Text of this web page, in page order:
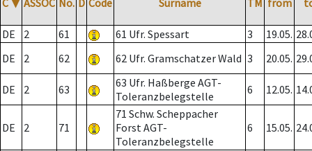
C ▼ ASSOC No. D Code Surname TM from
DE 2 61 61 Ufr. Spessart 3 19.05.
DE
2 62 62 Ufr. Gramschatzer Wald 3 20.05.
DE 2 63
63 Ufr. Haßberge AGT-
Toleranzbelegstelle
6 12.05.
DE 2 71
71 Schw. Scheppacher
Forst AGT-
Toleranzbelegstelle
6 15.05.